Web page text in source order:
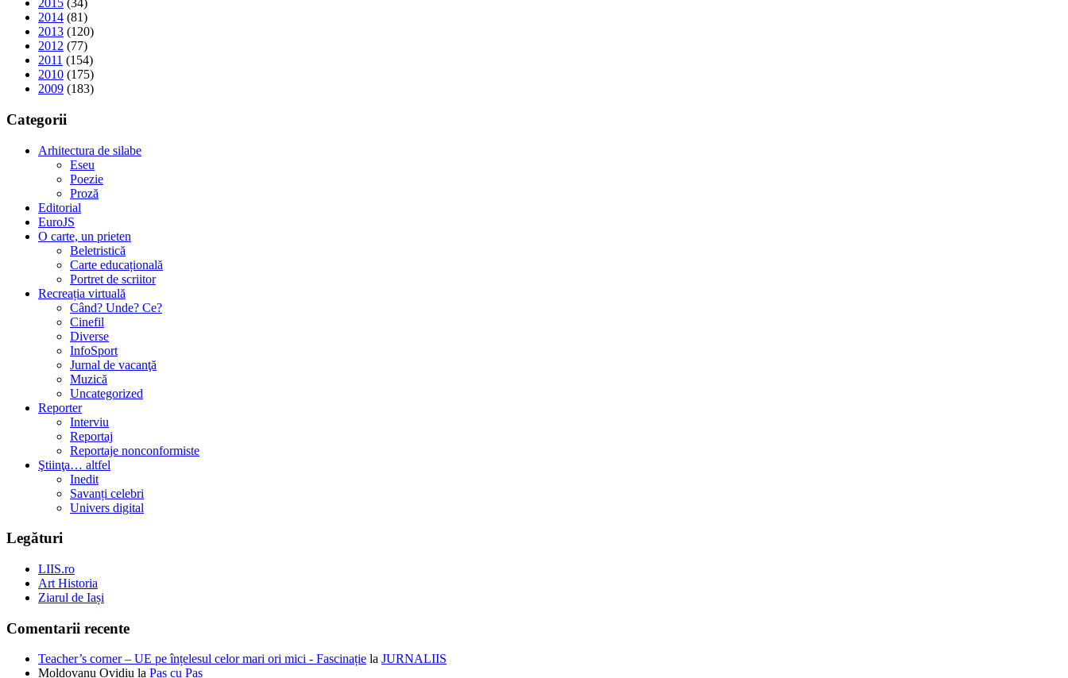
2015 (34)
2014 (81)
2013 (120)
2012 (77)
2011 (154)
2010 (175)
2009 (183)
Categorii
Arhitectura de silabe
Eseu
Poezie
Proză
Editorial
EuroJS
O carte, un prieten
Beletristică
Carte educațională
Portret de scriitor
Recreația virtuală
Când? Unde? Ce?
Cinefil
Diverse
InfoSport
Jurnal de vacanţă
Muzică
Uncategorized
Reporter
Interviu
Reportaj
Reportaje nonconformiste
Ştiinţa… altfel
Inedit
Savanți celebri
Univers digital
Legături
LIIS.ro
Art Historia
Ziarul de Iași
Comentarii recente
Teacher’s corner – UE pe înțelesul celor mari ori mici - Fascinație la JURNALIIS
Moldovanu Ovidiu la Pas cu Pas